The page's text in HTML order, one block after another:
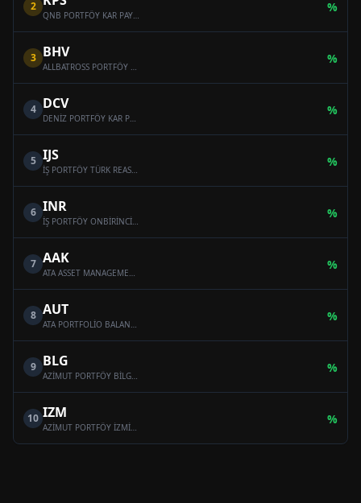
2
QNB PORTFÖY KAR PAYI ÖDEYEN ONİKİNCİ SERBEST (DÖVİZ) FON
%
3 BHV
ALLBATROSS PORTFÖY BAHAR HİSSE SENEDİ SERBEST FON (HİSSE SENEDİ YOĞUN FON)
%
4 DCV
DENİZ PORTFÖY KAR PAYI ÖDEYEN SERBEST (DÖVİZ) FON
%
5 IJS
İŞ PORTFÖY TÜRK REASÜRANS SERBEST ÖZEL FON
%
6 INR
İŞ PORTFÖY ONBİRİNCİ SERBEST (DÖVİZ) FON
%
7 AAK
ATA ASSET MANAGEMENT MULTI-ASSET VARIABLE FUND
%
8 AUT
ATA PORTFOLİO BALANCED VARİABLE FUND
%
9 BLG
AZİMUT PORTFÖY BİLGE SERBEST ÖZEL FON
%
10 IZM
AZİMUT PORTFÖY İZMİR SERBEST (TL) ÖZEL FON
%